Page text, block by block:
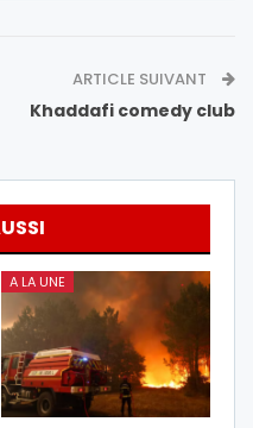
ARTICLE SUIVANT
Khaddafi comedy club
A LA UNE